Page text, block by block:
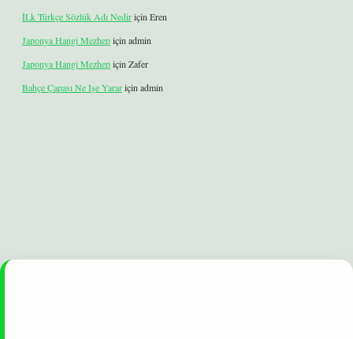
İLk Türkçe Sözlük Adı Nediriçin Eren
Japonya Hangi Mezhepiçin admin
Japonya Hangi Mezhepiçin Zafer
Bahçe Çapası Ne Işe Yarariçin admin
betexper yeni girişilbet